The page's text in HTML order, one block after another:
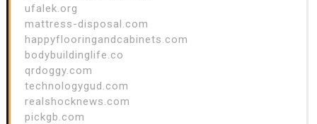
ufalek.org
mattress-disposal.com
happyflooringandcabinets.com
bodybuildinglife.co
qrdoggy.com
technologygud.com
realshocknews.com
pickgb.com